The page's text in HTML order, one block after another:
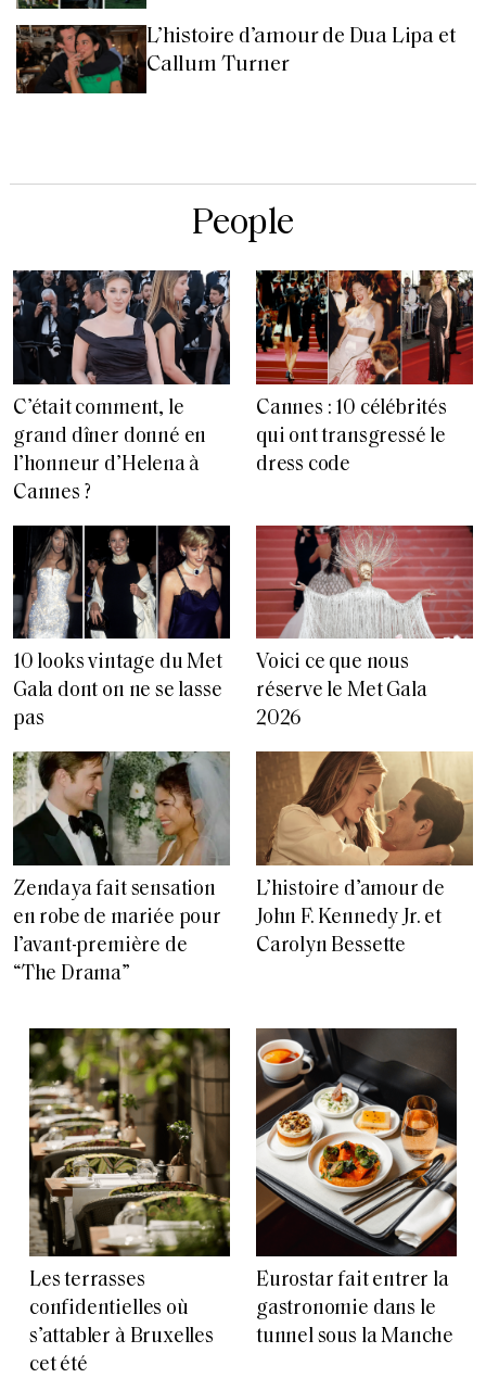
L’histoire d’amour de Dua Lipa et
Callum Turner
People
C’était comment, le
grand dîner donné en
l’honneur d’Helena à
Cannes ?
Cannes : 10 célébrités
qui ont transgressé le
dress code
10 looks vintage du Met
Gala dont on ne se lasse
pas
Voici ce que nous
réserve le Met Gala
2026
Zendaya fait sensation
en robe de mariée pour
l’avant-première de
“The Drama”
L’histoire d’amour de
John F. Kennedy Jr. et
Carolyn Bessette
Les terrasses
confidentielles où
s’attabler à Bruxelles
cet été
Eurostar fait entrer la
gastronomie dans le
tunnel sous la Manche